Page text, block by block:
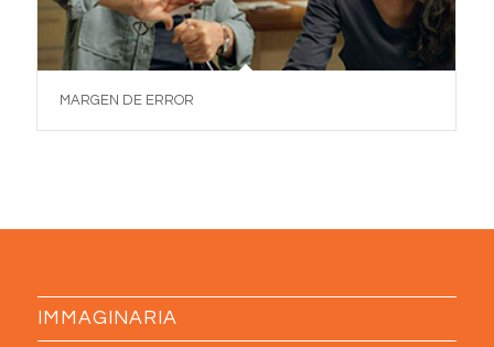
MARGEN DE ERROR
IMMAGINARIA